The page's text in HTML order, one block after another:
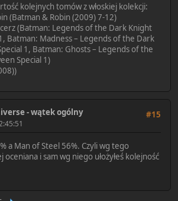
kolejnych tomów z włoskiej kolekcji:
(Batman & Robin (2009) 7-12)
(Batman: Legends of the Dark Knight
Batman: Madness – Legends of the Dark
1, Batman: Ghosts – Legends of the
Special 1)
#15
- wątek ogólny
a Man of Steel 56%. Czyli wg tego
oceniana i sam wg niego ułożyłeś kolejność